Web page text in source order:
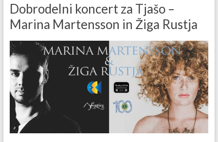
Dobrodelni koncert za Tjašo –
Marina Martensson in Žiga Rustja